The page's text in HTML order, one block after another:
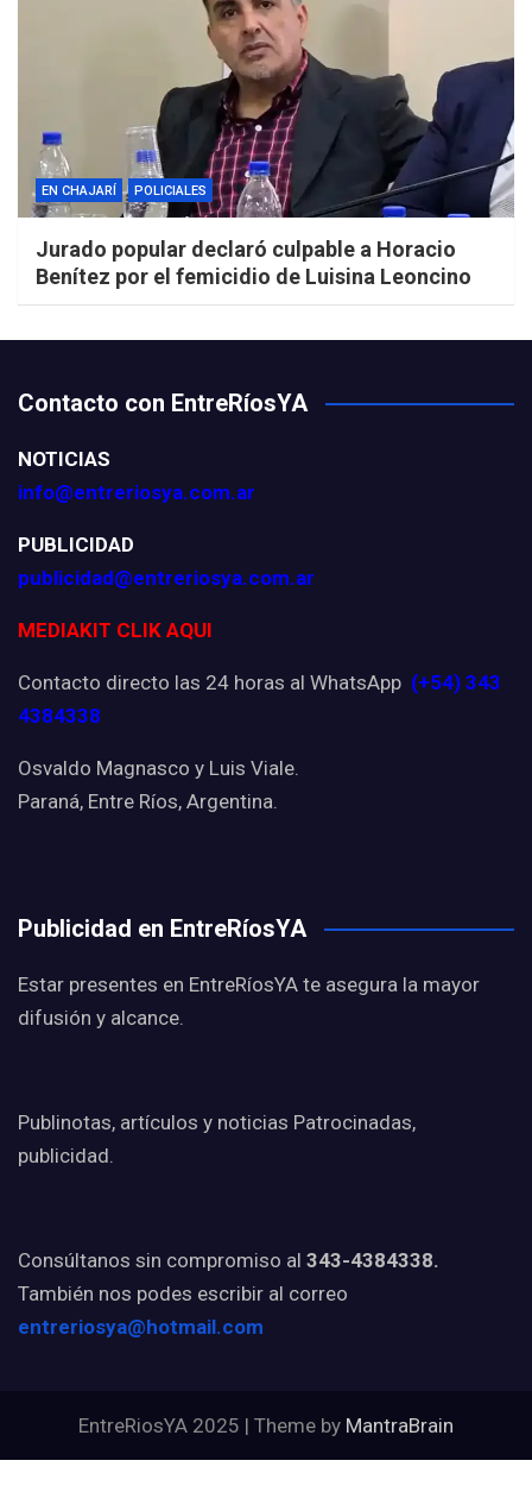
EN CHAJARÍ POLICIALES
Jurado popular declaró culpable a Horacio
Benítez por el femicidio de Luisina Leoncino
Contacto con EntreRíosYA
NOTICIAS
info@entreriosya.com.ar
PUBLICIDAD
publicidad@entreriosya.com.ar
MEDIAKIT CLIK AQUI
Contacto directo las 24 horas al WhatsApp (+54) 343
4384338
Osvaldo Magnasco y Luis Viale.
Paraná, Entre Ríos, Argentina.
Publicidad en EntreRíosYA
Estar presentes en EntreRíosYA te asegura la mayor
difusión y alcance.
Publinotas, artículos y noticias Patrocinadas,
publicidad.
Consúltanos sin compromiso al 343-4384338.
También nos podes escribir al correo
entreriosya@hotmail.com
EntreRiosYA 2025 | Theme by MantraBrain